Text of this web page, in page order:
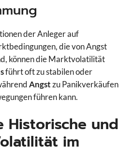
der Anleger auf
die von Angst
können die Marktvolatilität
führt oft zu stabilen oder
Angstzu Panikverkäufen
führen kann.
Historische und
im